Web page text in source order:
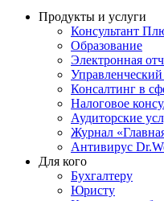
Продукты и услуги
Консультант
Образование
Электронная
Консалтинг в
Налоговое
Аудиторские
Журнал
Антивирус
Для кого
Бухгалтеру
Юристу